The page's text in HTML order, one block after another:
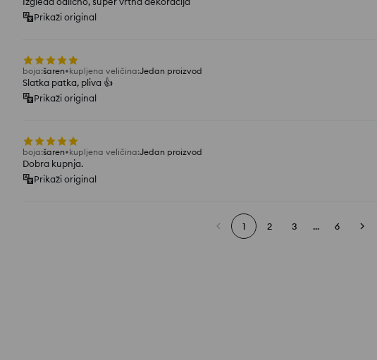
Prikaži original
boja:šaren kupljena veličina:Jedan proizvod
Slatka patka, pliva 👍️
Prikaži original
boja:šaren kupljena veličina:Jedan proizvod
Dobra kupnja.
Prikaži original
1 2 3 ... 6